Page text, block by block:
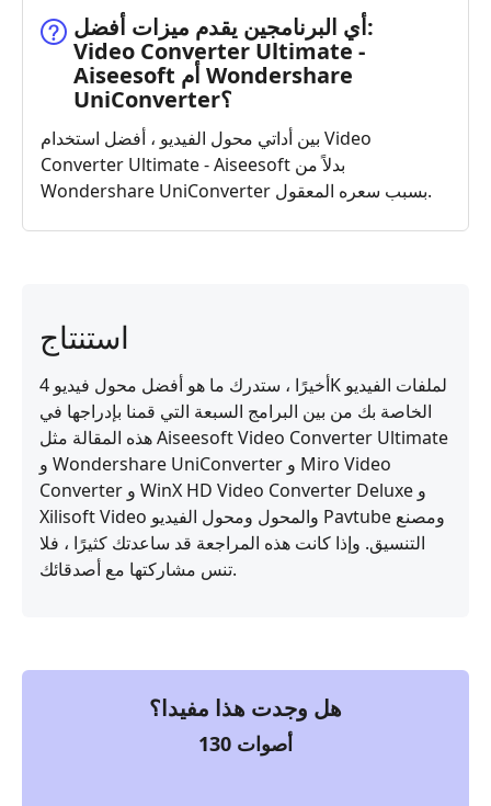
أي البرنامجين يقدم ميزات أفضل:
Video Converter Ultimate -
Aiseesoft أم Wondershare
UniConverter؟
بين أداتي محول الفيديو ، أفضل استخدام Video
Converter Ultimate - Aiseesoft بدلاً من
Wondershare UniConverter بسبب سعره المعقول.
استنتاج
أخيرًا ، ستدرك ما هو أفضل محول فيديو 4K لملفات الفيديو
الخاصة بك من بين البرامج السبعة التي قمنا بإدراجها في
هذه المقالة مثل Aiseesoft Video Converter Ultimate
و Wondershare UniConverter و Miro Video
Converter و WinX HD Video Converter Deluxe و
Xilisoft Video والمحول ومحول الفيديو Pavtube ومصنع
التنسيق. وإذا كانت هذه المراجعة قد ساعدتك كثيرًا ، فلا
تنس مشاركتها مع أصدقائك.
هل وجدت هذا مفيدا؟
130 أصوات